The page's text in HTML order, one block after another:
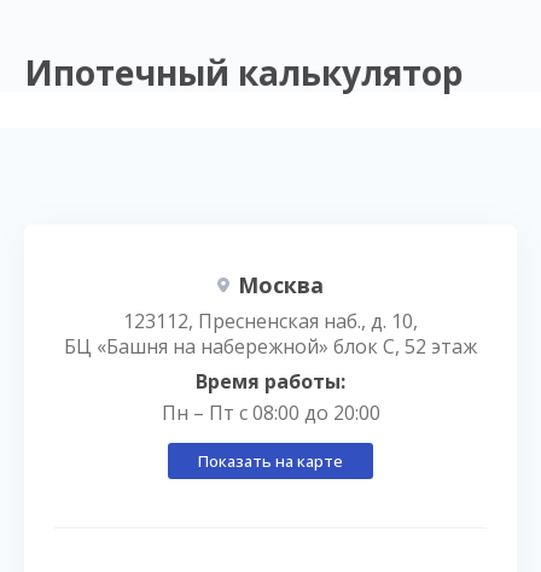
Ипотечный калькулятор
Москва
123112, Пресненская наб., д. 10,
БЦ «Башня на набережной» блок С, 52 этаж
Время работы:
Пн – Пт с 08:00 до 20:00
Показать на карте